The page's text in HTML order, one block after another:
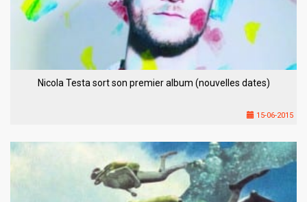
Nicola Testa sort son premier album (nouvelles dates)
15-06-2015